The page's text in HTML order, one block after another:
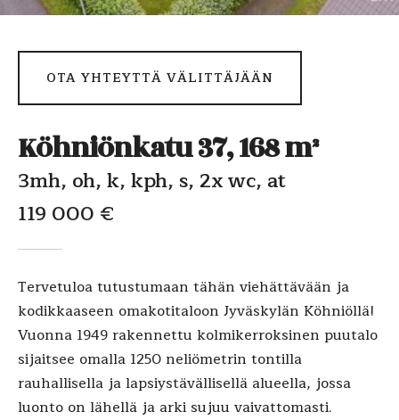
OTA YHTEYTTÄ VÄLITTÄJÄÄN
Köhniönkatu 37, 168 m²
3mh, oh, k, kph, s, 2x wc, at
119 000 €
Tervetuloa tutustumaan tähän viehättävään ja
kodikkaaseen omakotitaloon Jyväskylän Köhniöllä!
Vuonna 1949 rakennettu kolmikerroksinen puutalo
sijaitsee omalla 1250 neliömetrin tontilla
rauhallisella ja lapsiystävällisellä alueella, jossa
luonto on lähellä ja arki sujuu vaivattomasti.